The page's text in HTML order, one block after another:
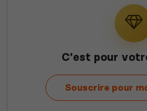
C'est pour
Souscrire pour